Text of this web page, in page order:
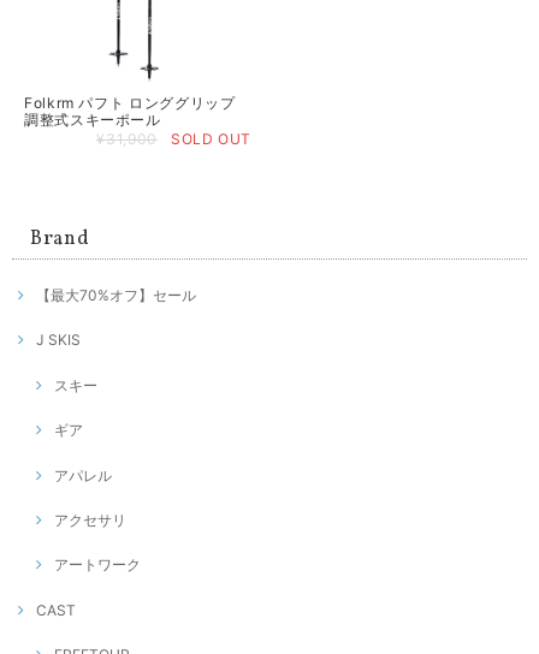
Folkrm パフト ロンググリップ
調整式スキーポール
¥31,900
SOLD OUT
Brand
【最大70%オフ】セール
J SKIS
スキー
ギア
アパレル
アクセサリ
アートワーク
CAST